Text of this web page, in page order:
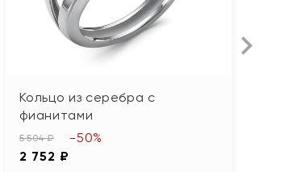
Кольцо из серебра с
фианитами
5 504 ₽
2 752 ₽
-50%